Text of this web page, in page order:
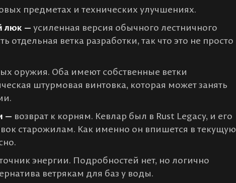
предметах и технических улучшениях.
люк — усиленная версия обычного лестничного
отдельная ветка разработки, так что это не просто
оружия. Оба имеют собственные ветки
штурмовая винтовка, которая может занять
— возврат к корням. Кевлар был в Rust Legacy, и его
старожилам. Как именно он впишется в текущую
энергии. Подробностей нет, но логично
ветрякам для баз у воды.